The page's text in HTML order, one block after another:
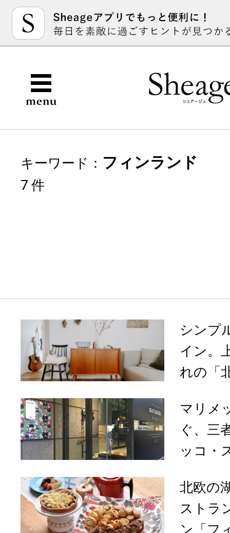
キーワード： フィンランド
7 件
シンプ
イン。
れの「
マリメ
ぐ、三
ッコ・
北欧の
ストラ
ン「フ